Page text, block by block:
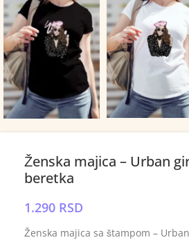
Ženska majica – Urban
beretka
1.290 RSD
Ženska majica sa štampom –